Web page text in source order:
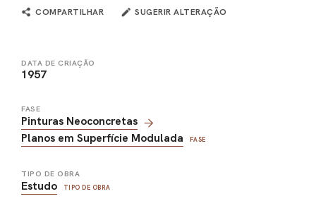
COMPARTILHAR SUGERIR ALTERAÇÃO
DATA DE CRIAÇÃO
1957
FASE
Pinturas Neoconcretas
Planos em Superfície Modulada
FASE
TIPO DE OBRA
Estudo TIPO DE OBRA